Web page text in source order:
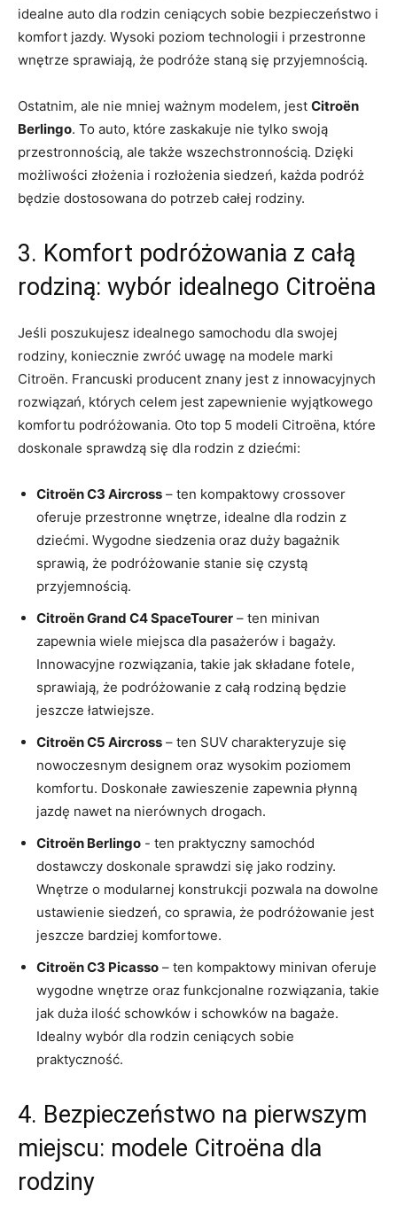
idealne auto dla rodzin ceniących sobie bezpieczeństwo i
komfort jazdy. Wysoki poziom technologii i przestronne
wnętrze sprawiają, że podróże staną się przyjemnością.
Ostatnim, ale nie mniej⁣ ważnym modelem, jest Citroën
Berlingo. To auto, które zaskakuje nie tylko swoją
przestronnością, ale także wszechstronnością. Dzięki
możliwości złożenia⁤ i rozłożenia siedzeń, każda podróż
będzie dostosowana ​do potrzeb całej rodziny.
3. Komfort podróżowania z ​całą
rodziną: wybór idealnego Citroëna
Jeśli poszukujesz⁢ idealnego ⁤samochodu dla ​swojej
rodziny, koniecznie zwróć uwagę na modele marki
Citroën. Francuski producent znany ⁤jest z innowacyjnych
rozwiązań,⁤ których⁢ celem jest zapewnienie wyjątkowego
komfortu podróżowania. Oto top 5 modeli Citroëna, które
doskonale sprawdzą się dla rodzin z dziećmi:
Citroën C3 Aircross – ten kompaktowy crossover
oferuje przestronne wnętrze, idealne dla rodzin z
dziećmi. Wygodne siedzenia oraz duży bagażnik
sprawią, że podróżowanie stanie się czystą
przyjemnością.
Citroën Grand C4⁤ SpaceTourer – ten minivan
zapewnia wiele miejsca dla pasażerów i bagaży.
Innowacyjne rozwiązania, takie jak składane fotele,
sprawiają, że ⁤podróżowanie z całą rodziną będzie
jeszcze łatwiejsze.
Citroën C5 Aircross – ten SUV charakteryzuje się
nowoczesnym designem oraz wysokim poziomem
komfortu. Doskonałe zawieszenie zapewnia płynną
jazdę nawet na ​nierównych drogach.
Citroën ⁤Berlingo ‍- ten praktyczny samochód⁣
dostawczy doskonale sprawdzi się jako rodziny.
Wnętrze o modularnej‍ konstrukcji pozwala na dowolne
ustawienie siedzeń, co ⁢sprawia, że podróżowanie jest
jeszcze bardziej ⁢komfortowe.
Citroën C3 Picasso – ten kompaktowy minivan oferuje
wygodne wnętrze oraz funkcjonalne rozwiązania, takie
jak duża ilość schowków i schowków na​ bagaże.
Idealny wybór dla ​rodzin ceniących sobie
praktyczność.
4. Bezpieczeństwo na pierwszym
miejscu: modele Citroëna dla
rodziny